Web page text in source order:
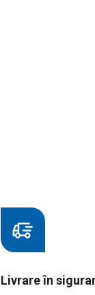
Livrare în